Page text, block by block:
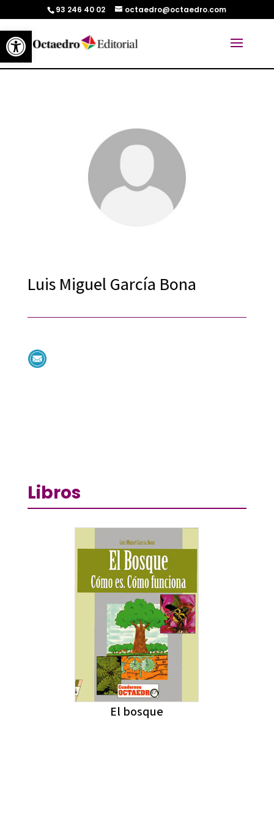
Abrir barra de herramientas
93 246 40 02 octaedro@octaedro.com
Luis Miguel García Bona
Libros
El bosque